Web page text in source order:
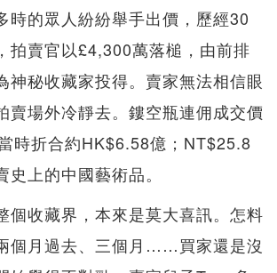
時的眾人紛紛舉手出價，歷經30
拍賣官以£4,300萬落槌，由前排
神秘收藏家投得。賣家無法相信眼
賣場外冷靜去。鏤空瓶連佣成交價
時折合約HK$6.58億；NT$25.8
上的中國藝術品。
個收藏界，本來是莫大喜訊。怎料
個月過去、三個月……買家還是沒